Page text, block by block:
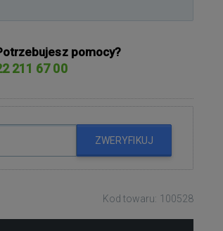
pomocy?
211 67 00
ZWERYFIKUJ
Kod towaru: 100528